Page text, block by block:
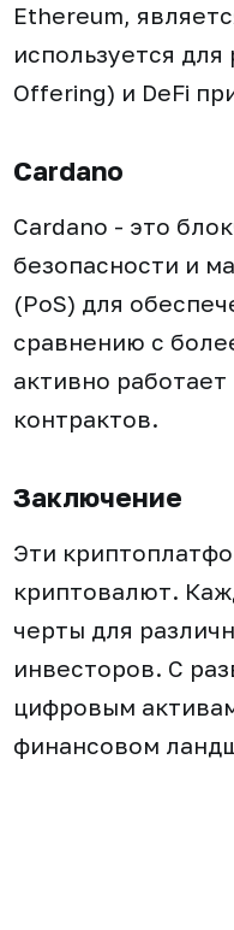
Ethereum,
используется
Offering) и DeFi
Cardano
Cardano - это
безопасности и
(PoS) для
сравнению с
активно
контрактов.
Заключение
Эти
криптовалют.
черты для
инвесторов. С
цифровым
финансовом